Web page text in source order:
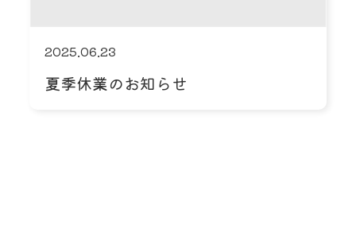
2025.06.23
夏季休業のお知らせ